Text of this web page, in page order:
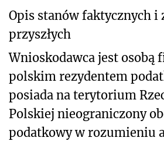
Opis stanów faktycznych i
przyszłych
Wnioskodawca jest osobą
polskim rezydentem
posiada na terytorium
Polskiej nieograniczony
podatkowy w rozumieniu